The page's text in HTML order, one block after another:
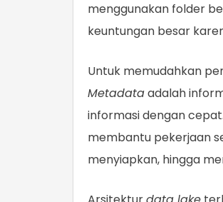
menggunakan folder
keuntungan besar
Untuk memudahkan
Metadataadalah
informasi dengan
membantu pekerjaan
menyiapkan, hingga